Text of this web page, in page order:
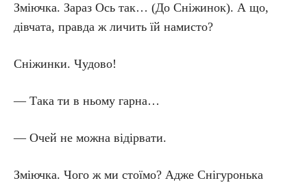
Зміючка. Зараз Ось так… (До Сніжинок). А що,
дівчата, правда ж личить їй намисто?
Сніжинки. Чудово!
— Така ти в ньому гарна…
— Очей не можна відірвати.
Зміючка. Чого ж ми стоїмо? Адже Снігуронька